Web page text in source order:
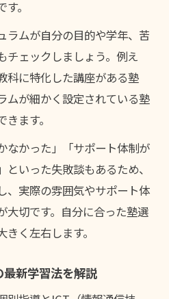
キュラムで学力アップへ
の指導内容で差が出る
キュラム比較の重要ポイ
ラムが春期講習で効果を
重視するべきカリキュラ
を定着させるコツ
た塾での習慣化サポート
。
ラムが自分の目的や学年、苦
チェックしましょう。例え
科に特化した講座がある塾
ムが細かく設定されている塾
ます。
なかった」「サポート体制が
いった失敗談もあるため、
、実際の雰囲気やサポート体
大切です。自分に合った塾選
く左右します。
新学習法を解説